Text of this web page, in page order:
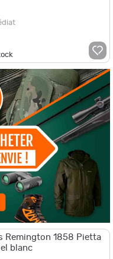
Remington 1858 Pietta
blanc